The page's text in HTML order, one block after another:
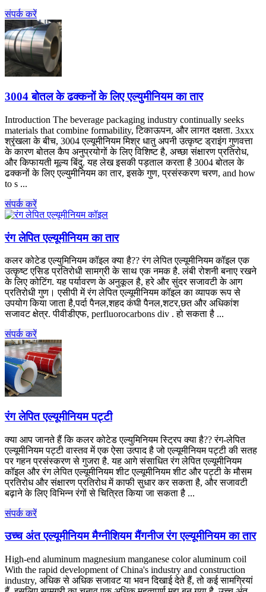
संपर्क करें
3004 बोतल के ढक्कनों के लिए एल्युमीनियम का तार
Introduction The beverage packaging industry continually seeks
materials that combine formability, टिकाऊपन, और लागत दक्षता. 3xxx
श्रृंखला के बीच, 3004 एल्यूमीनियम मिश्र धातु अपनी उत्कृष्ट ड्राइंग गुणवत्ता
के कारण बोतल कैप अनुप्रयोगों के लिए विशिष्ट है, अच्छा संक्षारण प्रतिरोध,
और किफायती मूल्य बिंदु. यह लेख इसकी पड़ताल करता है 3004 बोतल के
ढक्कनों के लिए एल्युमीनियम का तार, इसके गुण, प्रसंस्करण चरण, and how
to s ...
संपर्क करें
रंग लेपित एल्यूमीनियम का तार
कलर कोटेड एल्युमिनियम कॉइल क्या है?? रंग लेपित एल्यूमीनियम कॉइल एक
उत्कृष्ट एसिड प्रतिरोधी सामग्री के साथ एक नमक है. लंबी रोशनी बनाए रखने
के लिए कोटिंग. यह पर्यावरण के अनुकूल है, हरे और सुंदर सजावटी के आग
प्रतिरोधी गुण। एसीपी में रंग लेपित एल्यूमीनियम कॉइल का व्यापक रूप से
उपयोग किया जाता है,पर्दा पैनल,शहद कंघी पैनल,शटर,छत और अधिकांश
सजावट क्षेत्र. पीवीडीएफ, perfluorocarbons div . हो सकता है ...
संपर्क करें
रंग लेपित एल्यूमीनियम पट्टी
क्या आप जानते हैं कि कलर कोटेड एल्युमिनियम स्ट्रिप क्या है?? रंग-लेपित
एल्यूमीनियम पट्टी वास्तव में एक ऐसा उत्पाद है जो एल्यूमीनियम पट्टी की सतह
पर गहन प्रसंस्करण से गुजरा है. यह आगे संसाधित रंग लेपित एल्यूमीनियम
कॉइल और रंग लेपित एल्यूमीनियम शीट एल्यूमीनियम शीट और पट्टी के मौसम
प्रतिरोध और संक्षारण प्रतिरोध में काफी सुधार कर सकता है, और सजावटी
बढ़ाने के लिए विभिन्न रंगों से चित्रित किया जा सकता है ...
संपर्क करें
उच्च अंत एल्यूमीनियम मैग्नीशियम मैंगनीज रंग एल्यूमीनियम का तार
High-end aluminum magnesium manganese color aluminum coil
With the rapid development of China's industry and construction
industry, अधिक से अधिक सजावट या भवन दिखाई देते हैं, तो कई सामग्रियां